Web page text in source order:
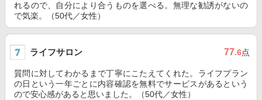
れるので、自分により合うものを選べる。無理な勧誘がないの
で気楽。（50代／女性）
ライフサロン 77.6点
質問に対してわかるまで丁寧にこたえてくれた。ライフプラン
の日という一年ごとに内容確認を無料でサービスがあるという
ので安心感があると思いました。（50代／女性）